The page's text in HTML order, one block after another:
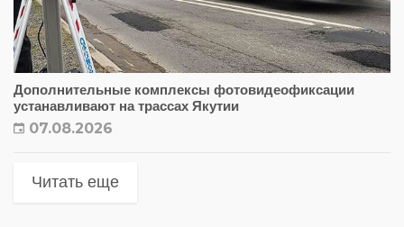
Дополнительные комплексы фотовидеофиксации
устанавливают на трассах Якутии
07.08.2026
Читать еще